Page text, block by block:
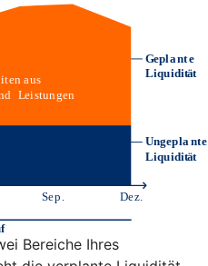
Bereiche Ihres